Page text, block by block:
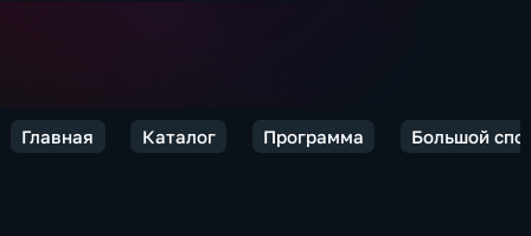
Главная Каталог Программа Большой